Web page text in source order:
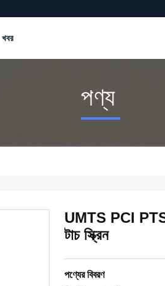
খবর
পণ্য
UMTS PCI PTS
টাচ স্ক্রিন
পণ্যের বিবরণ